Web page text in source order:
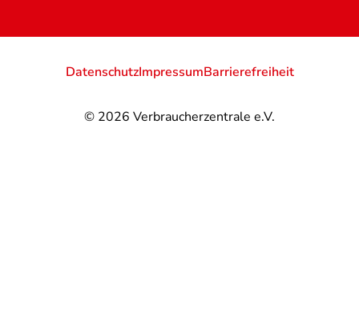
© 2026 Verbraucherzentrale e.V.
DatenschutzImpressumBarrierefreiheit